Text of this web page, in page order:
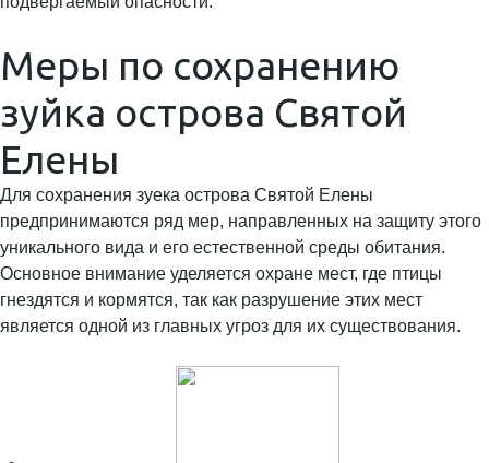
Меры по сохранению
зуйка острова Святой
Елены
Для сохранения зуека острова Святой Елены
предпринимаются ряд мер, направленных на защиту этого
уникального вида и его естественной среды обитания.
Основное внимание уделяется охране мест, где птицы
гнездятся и кормятся, так как разрушение этих мест
является одной из главных угроз для их существования.